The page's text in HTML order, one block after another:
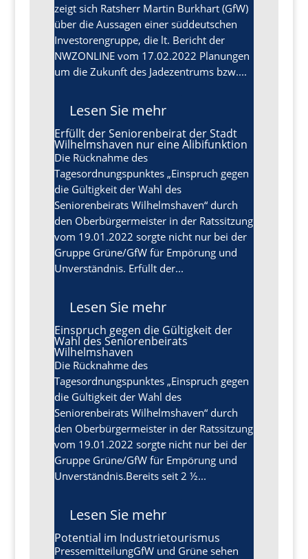
zeigt sich Ratsherr Martin Burkhart (GfW)
über die Aussagen einer süddeutschen
Investorengruppe, die lt. Bericht der
NWZONLINE vom 17.02.2022 Planungen
um die Zukunft des Jadezentrums bzw....
Lesen Sie mehr
Erfüllt der Seniorenbeirat der Stadt
Wilhelmshaven nur eine Alibifunktion
Die Rücknahme des
Tagesordnungspunktes „Einspruch gegen
die Gültigkeit der Wahl des
Seniorenbeirats Wilhelmshaven“ durch
den Oberbürgermeister in der Ratssitzung
vom 19.01.2022 sorgte nicht nur bei der
Gruppe Grüne/GfW für Empörung und
Unverständnis. Erfüllt der...
Lesen Sie mehr
Einspruch gegen die Gültigkeit der
Wahl des Seniorenbeirats
Wilhelmshaven
Die Rücknahme des
Tagesordnungspunktes „Einspruch gegen
die Gültigkeit der Wahl des
Seniorenbeirats Wilhelmshaven“ durch
den Oberbürgermeister in der Ratssitzung
vom 19.01.2022 sorgte nicht nur bei der
Gruppe Grüne/GfW für Empörung und
Unverständnis.Bereits seit 2 ½...
Lesen Sie mehr
Potential im Industrietourismus
PressemitteilungGfW und Grüne sehen